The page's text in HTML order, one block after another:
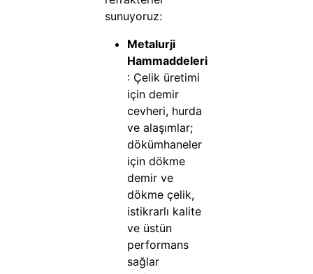
sunuyoruz:
Metalurji
Hammaddeleri
: Çelik üretimi
için demir
cevheri, hurda
ve alaşımlar;
dökümhaneler
için dökme
demir ve
dökme çelik,
istikrarlı kalite
ve üstün
performans
sağlar